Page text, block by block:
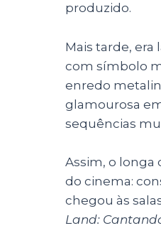
produzido.
Mais tarde, era
com símbolo
enredo
glamourosa
sequências
Assim, o longa
do cinema:
chegou às
Land: